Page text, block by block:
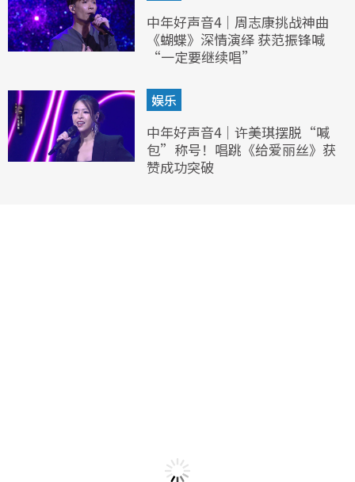
中年好声音4｜周志康挑战神曲
《蝴蝶》深情演绎 获范振锋喊
“一定要继续唱”
娱乐
中年好声音4｜许美琪摆脱“喊
包”称号！唱跳《给爱丽丝》获
赞成功突破